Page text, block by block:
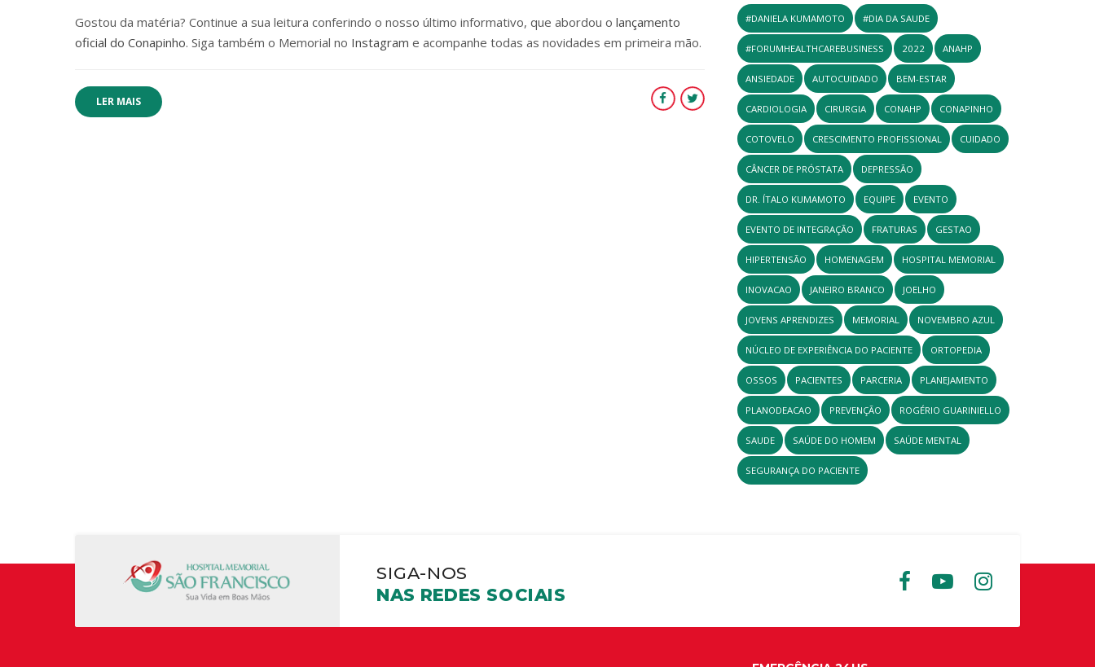
Gostou da matéria? Continue a sua leitura conferindo o nosso último informativo, que abordou o lançamento
oficial do Conapinho. Siga também o Memorial no Instagram e acompanhe todas as novidades em primeira mão.
LER MAIS
#DANIELA KUMAMOTO #DIA DA SAUDE
#FORUMHEALTHCAREBUSINESS 2022 ANAHP
ANSIEDADE AUTOCUIDADO BEM-ESTAR
CARDIOLOGIA CIRURGIA CONAHP CONAPINHO
COTOVELO CRESCIMENTO PROFISSIONAL CUIDADO
CÂNCER DE PRÓSTATA DEPRESSÃO
DR. ÍTALO KUMAMOTO EQUIPE EVENTO
EVENTO DE INTEGRAÇÃO FRATURAS GESTAO
HIPERTENSÃO HOMENAGEM HOSPITAL MEMORIAL
INOVACAO JANEIRO BRANCO JOELHO
JOVENS APRENDIZES MEMORIAL NOVEMBRO AZUL
NÚCLEO DE EXPERIÊNCIA DO PACIENTE ORTOPEDIA
OSSOS PACIENTES PARCERIA PLANEJAMENTO
PLANODEACAO PREVENÇÃO ROGÉRIO GUARINIELLO
SAUDE SAÚDE DO HOMEM SAÚDE MENTAL
SEGURANÇA DO PACIENTE
SIGA-NOS
NAS REDES SOCIAIS